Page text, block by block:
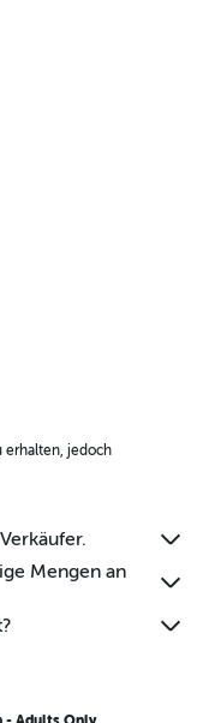
erhalten, jedoch
Mengen an